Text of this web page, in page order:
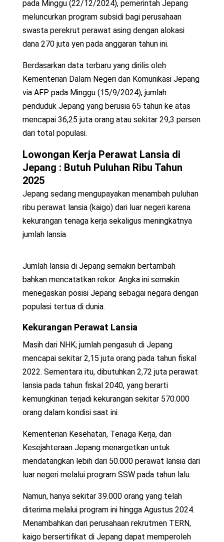
pada Minggu (22/12/2024), pemerintah Jepang
meluncurkan program subsidi bagi perusahaan
swasta perekrut perawat asing dengan alokasi
dana 270 juta yen pada anggaran tahun ini.
Berdasarkan data terbaru yang dirilis oleh
Kementerian Dalam Negeri dan Komunikasi Jepang
via AFP pada Minggu (15/9/2024), jumlah
penduduk Jepang yang berusia 65 tahun ke atas
mencapai 36,25 juta orang atau sekitar 29,3 persen
dari total populasi.
Lowongan Kerja Perawat Lansiadi
Jepang : Butuh Puluhan Ribu Tahun
2025
Jepang sedang mengupayakan menambah puluhan
ribu perawat lansia (kaigo) dari luar negeri karena
kekurangan tenaga kerja sekaligus meningkatnya
jumlah lansia.
Jumlah lansia di Jepang semakin bertambah
bahkan mencatatkan rekor. Angka ini semakin
menegaskan posisi Jepang sebagai negara dengan
populasi tertua di dunia.
Kekurangan Perawat Lansia
Masih dari NHK; jumlah pengasuh di Jepang
mencapai sekitar 2,15 juta orang pada tahun fiskal
2022. Sementara itu, dibutuhkan 2,72 juta perawat
lansia pada tahun fiskal 2040, yang berarti
kemungkinan terjadi kekurangan sekitar 570.000
orang dalam kondisi saat ini.
Kementerian Kesehatan, Tenaga Kerja, dan
Kesejahteraan Jepang menargetkan untuk
mendatangkan lebih dari 50.000 perawat lansia dari
luar negeri melalui program SSW pada tahun lalu.
Namun, hanya sekitar 39.000 orang yang telah
diterima melalui program ini hingga Agustus 2024.
Menambahkan dari perusahaan rekrutmen TERN,
kaigo bersertifikat di Jepang dapat memperoleh